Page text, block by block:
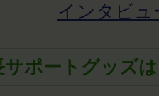
インタビュ
サポートグッズ